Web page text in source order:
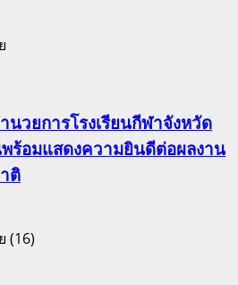
นวยการโรงเรียนกีฬาจังหวัด
ร้อมแสดงความยินดีต่อผลงาน
ติ